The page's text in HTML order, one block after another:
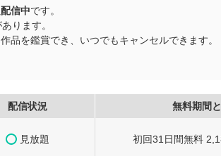
信中です。
ります。
品を鑑賞でき、いつでもキャンセルできます。
配信状況 無料期間
見放題 初回31日間無料